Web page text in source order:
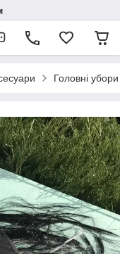
Головні убори